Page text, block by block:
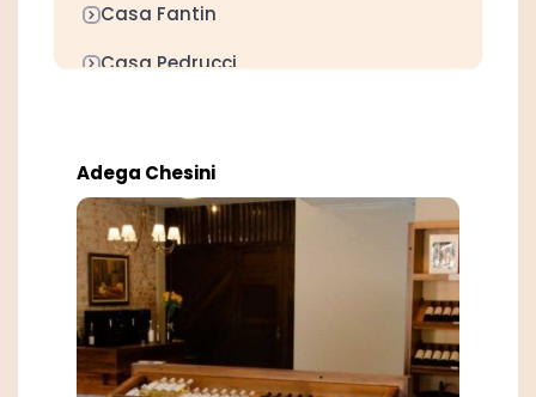
Casa Fantin
Casa Pedrucci
Cave Antiga Vitivinícola
Cave de Angelina
Cave do Sol
Cerros de Gaya
Coop. Garibaldi
Adega Chesini